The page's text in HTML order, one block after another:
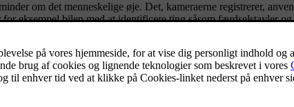
om det menneskelige øje. Det, kameraerne registrerer,
eksempel bilen med at identificere ting såsom færdselstavler
registrere genstande, som er relativt tæt på. De fungerer ved at